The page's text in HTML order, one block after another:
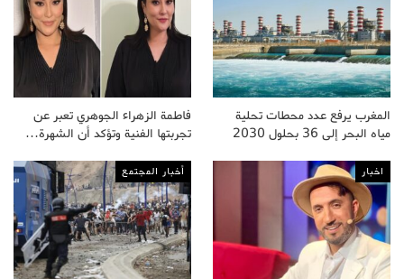
المغرب يرفع عدد محطات تحلية
مياه البحر إلى 36 بحلول 2030
فاطمة الزهراء الجوهري تعبر عن
تجربتها الفنية وتؤكد أن الشهرة…
اخبار أخبار المجتمع